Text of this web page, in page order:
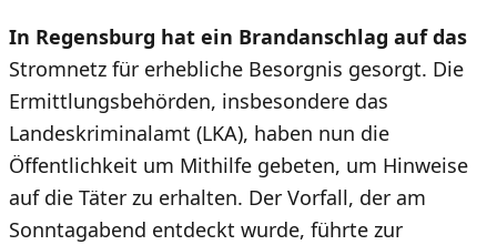
In Regensburg hat ein Brandanschlag auf das
Stromnetz für erhebliche Besorgnis gesorgt. Die
Ermittlungsbehörden, insbesondere das
Landeskriminalamt (LKA), haben nun die
Öffentlichkeit um Mithilfe gebeten, um Hinweise
auf die Täter zu erhalten. Der Vorfall, der am
Sonntagabend entdeckt wurde, führte zur